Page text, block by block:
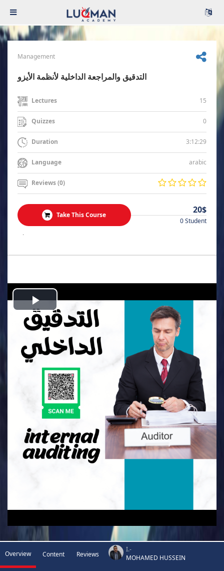
Management
التدقيق والمراجعة الداخلية لأنظمة الأيزو
Lectures 15
Quizzes 0
Duration 3:12:29
Language arabic
Reviews (0)
Take This Course 20$
0 Student
.
Play
Video
Overview Content Reviews
I.-
MOHAMED HUSSEIN